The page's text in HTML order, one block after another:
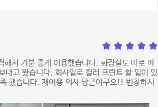
서 기분 좋게 이용했습니다. 화장실도 따로 마
내고 왔습니다. 회사일로 컬러 프린트 할 일이 있
했습니다. 재이용 의사 당근이구요!! 번창하시